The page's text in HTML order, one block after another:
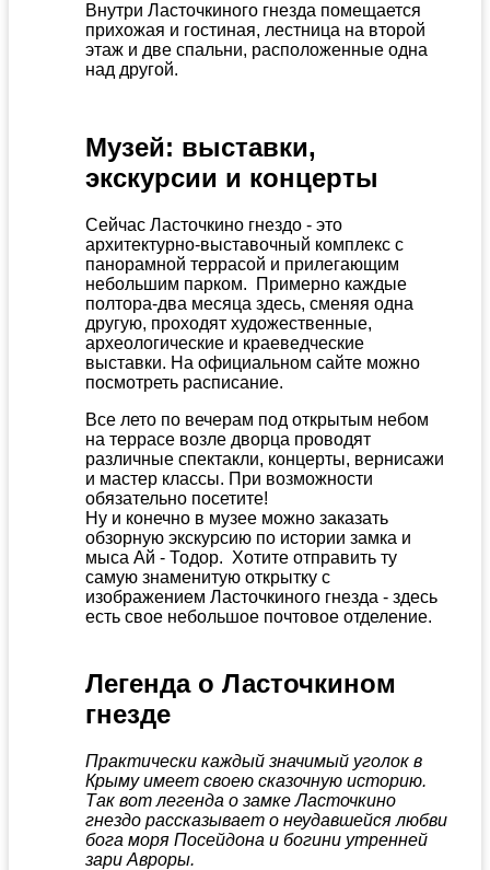
Внутри Ласточкиного гнезда помещается
прихожая и гостиная, лестница на второй
этаж и две спальни, расположенные одна
над другой.
Музей: выставки,
экскурсии и концерты
Сейчас Ласточкино гнездо - это
архитектурно-выставочный комплекс с
панорамной террасой и прилегающим
небольшим парком. Примерно каждые
полтора-два месяца здесь, сменяя одна
другую, проходят художественные,
археологические и краеведческие
выставки. На официальном сайте можно
посмотреть расписание.
Все лето по вечерам под открытым небом
на террасе возле дворца проводят
различные спектакли, концерты, вернисажи
и мастер классы. При возможности
обязательно посетите!
Ну и конечно в музее можно заказать
обзорную экскурсию по истории замка и
мыса Ай - Тодор. Хотите отправить ту
самую знаменитую открытку с
изображением Ласточкиного гнезда - здесь
есть свое небольшое почтовое отделение.
Легенда о Ласточкином
гнезде
Практически каждый значимый уголок в
Крыму имеет своею сказочную историю.
Так вот легенда о замке Ласточкино
гнездо рассказывает о неудавшейся любви
бога моря Посейдона и богини утренней
зари Авроры.